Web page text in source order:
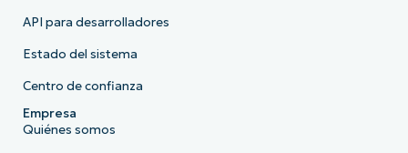
API para desarrolladores
Estado del sistema
Centro de confianza
Empresa
Quiénes somos